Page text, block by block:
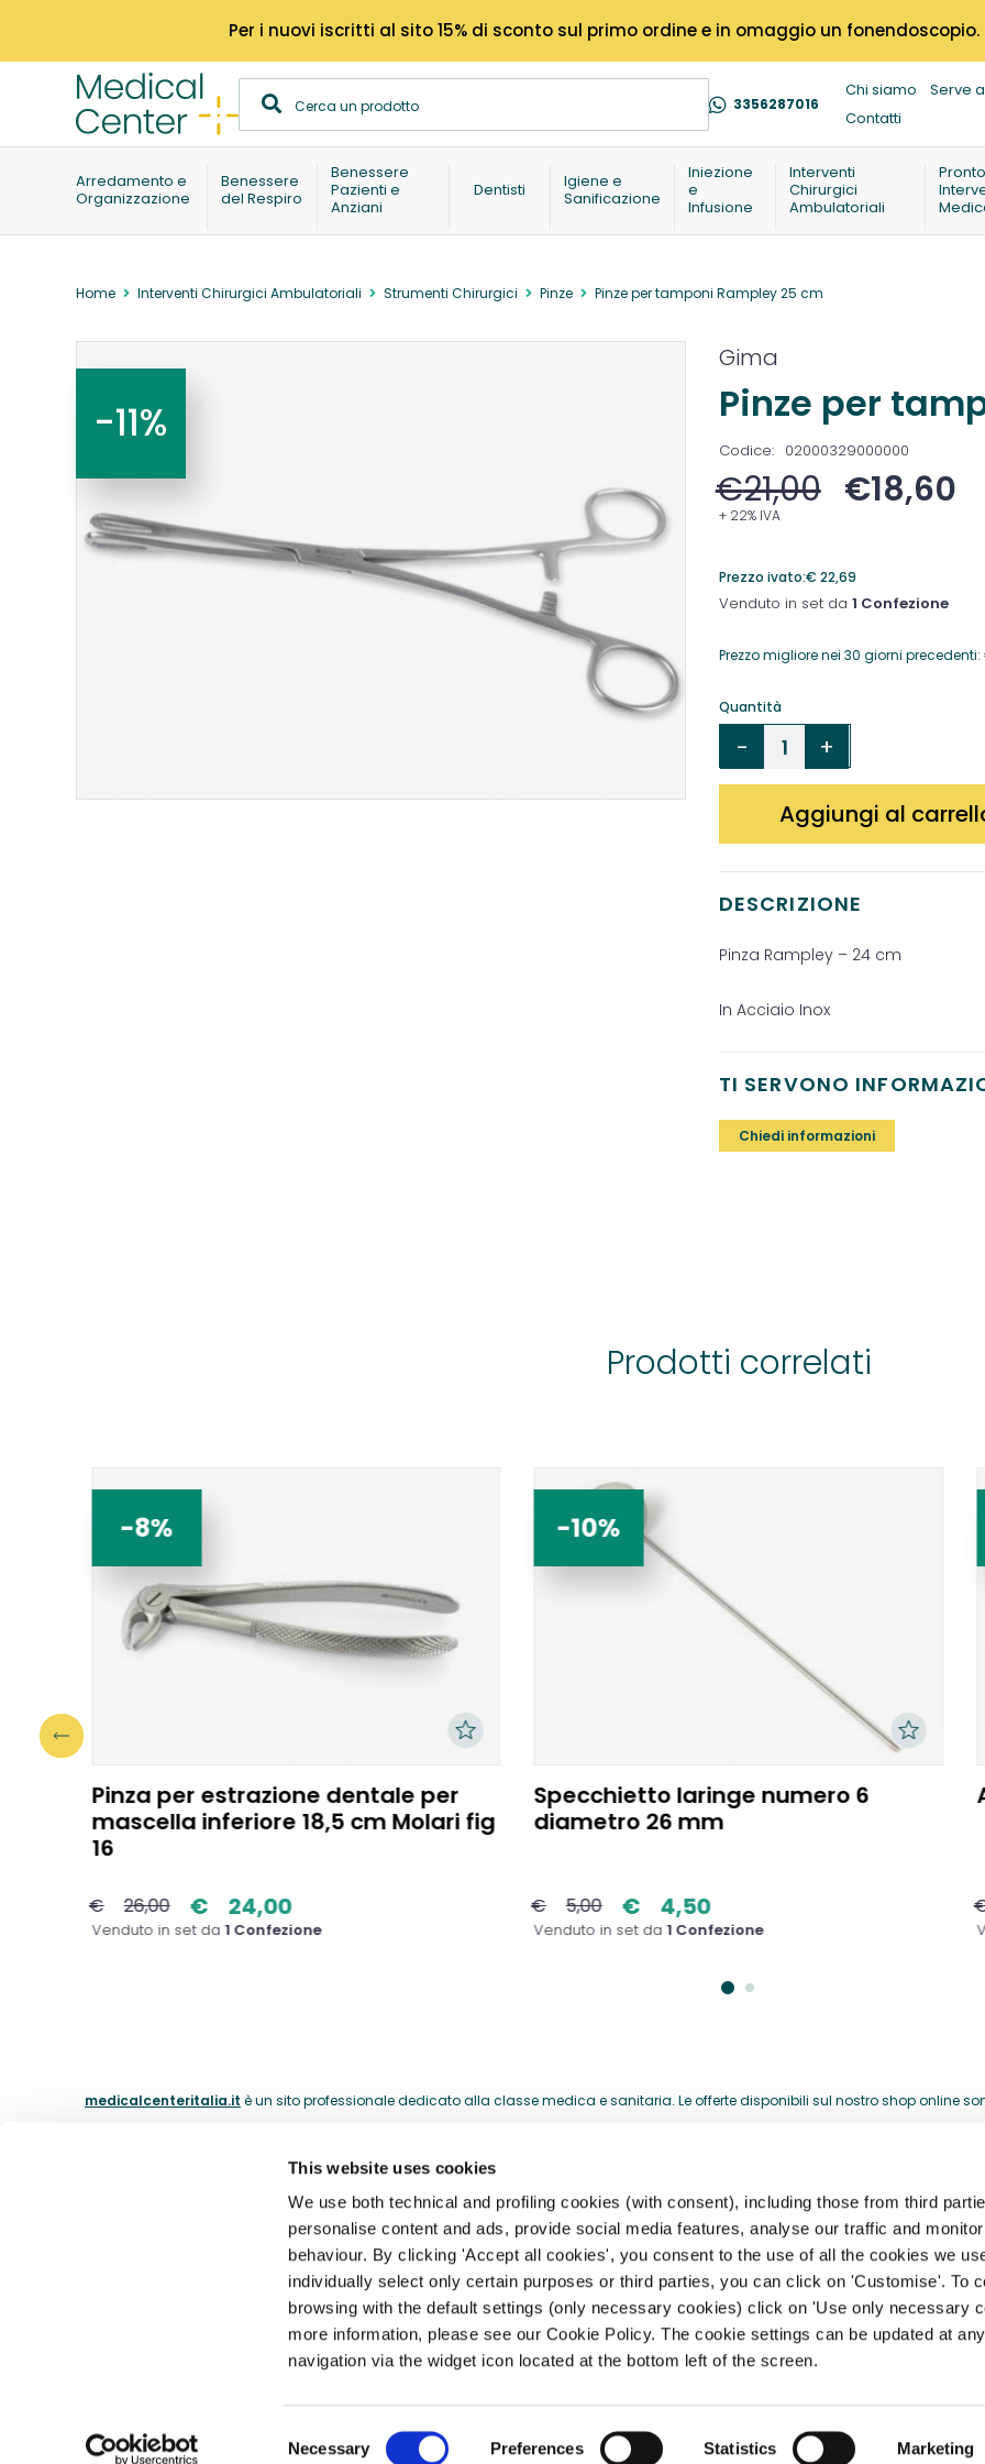
This website uses cookies
We use both technical and profiling cookies (with consent), including those from third
personalise content and ads, provide social media features, analyse our traffic and
behaviour. By clicking 'Accept all cookies', you consent to the use of all the cookies we
individually select only certain purposes or third parties, you can click on 'Customise'. To
browsing with the default settings (only necessary cookies) click on 'Use only necessary
more information, please see our Cookie Policy. The cookie settings can be updated at
navigation via the widget icon located at the bottom left of the screen.
Necessary Preferences Statistics Marketing
Per i nuovi iscritti al sito 15% di sconto sul primo ordine e in omaggio un fonendoscopio.
3356287016
Chi siamo
Serve
Contatti
Arredamento e
Organizzazione
Benessere
del Respiro
Benessere
Pazienti e
Anziani
Dentisti
Igiene e
Sanificazione
Iniezione
e
Infusione
Interventi
Chirurgici
Ambulatoriali
Pronto
Home Interventi Chirurgici Ambulatoriali Strumenti Chirurgici Pinze Pinze per tamponi Rampley 25 cm
-11%
Gima
Pinze per
Codice: 02000329000000
€21,00 €18,60
+ 22% IVA
Prezzo ivato:€ 22,69
Venduto in set da 1 Confezione
Prezzo migliore nei 30 giorni precedenti:
Quantità
Aggiungi al
DESCRIZIONE
Pinza Rampley – 24 cm
In Acciaio Inox
TI SERVONO
Chiedi informazioni
Prodotti correlati
-8%
Pinza per estrazione dentale per
mascella inferiore 18,5 cm Molari fig
16
€ 26,00 € 24,00
Venduto in set da1 Confezione
-10%
Specchietto laringe numero 6
diametro 26 mm
€ 5,00 € 4,50
Venduto in set da1 Confezione
medicalcenteritalia.it è un sito professionale dedicato alla classe medica e sanitaria. Le offerte disponibili sul nostro shop online
Il catalogo dei medici dal 1974.
ABOUT
La nostra storia
I nostri marchi
Contatti
Accessibilità
HELP CENTER
Registrazione, Profilo e
Spedizioni, Consegne e Resi
Pagamento e Fatturazione
Theras Consumer Health S.R.L. - Div. Medical Center - Partita IVA 14304560965
Informativa cookie Condizioni di vendita Privacy policy